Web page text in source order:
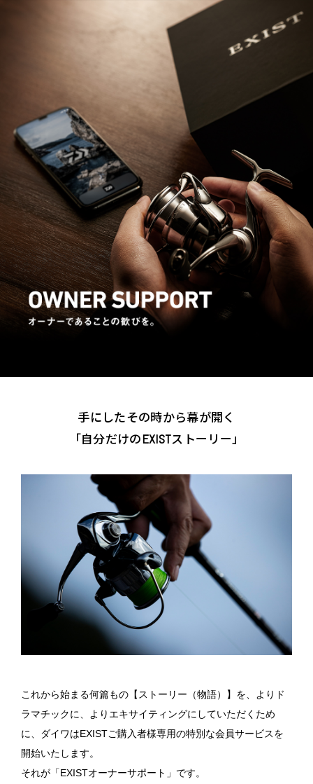
手にしたその時から幕が開く
「自分だけのEXISTストーリー」
これから始まる何篇もの【ストーリー（物語）】を、よりド
ラマチックに、よりエキサイティングにしていただくため
に、ダイワはEXISTご購入者様専用の特別な会員サービスを
開始いたします。
それが「EXISTオーナーサポート」です。